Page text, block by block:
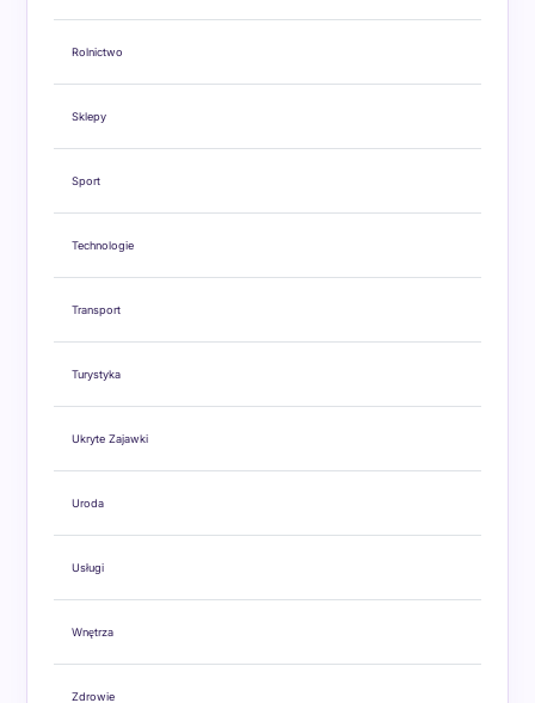
Rolnictwo
Sklepy
Sport
Technologie
Transport
Turystyka
Ukryte Zajawki
Uroda
Usługi
Wnętrza
Zdrowie